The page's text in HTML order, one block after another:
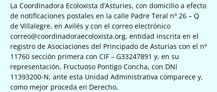
La Coordinadora Ecoloxista d’Asturies, con domicilio a efecto
de notificaciones postales en la calle Padre Teral nº 26 – Q
de Villalegre, en Avilés y con el correo electrónico
correo@coordinadoraecoloxista.org, entidad inscrita en el
registro de Asociaciones del Principado de Asturias con el nº
11760 sección primera con CIF – G33247891 y, en su
representación, Fructuoso Pontigo Concha, con DNI
11393200-N, ante esta Unidad Administrativa comparece y,
como mejor proceda en Derecho,